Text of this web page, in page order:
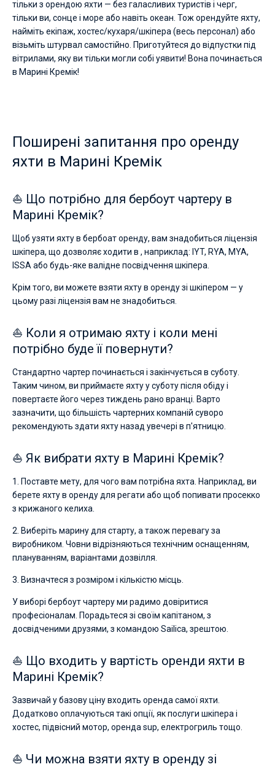
тільки з орендою яхти — без галасливих туристів і черг,
тільки ви, сонце і море або навіть океан. Тож орендуйте яхту,
найміть екіпаж, хостес/кухаря/шкіпера (весь персонал) або
візьміть штурвал самостійно. Приготуйтеся до відпустки під
вітрилами, яку ви тільки могли собі уявити! Вона починається
в Марині Кремік!
Поширені запитання про оренду
яхти в Марині Кремік
⛵ Що потрібно для бербоут чартеру в
Марині Кремік?
Щоб узяти яхту в бербоат оренду, вам знадобиться ліцензія
шкіпера, що дозволяє ходити в , наприклад: IYT, RYA, MYA,
ISSA або будь-яке валідне посвідчення шкіпера.
Крім того, ви можете взяти яхту в оренду зі шкіпером — у
цьому разі ліцензія вам не знадобиться.
⛵ Коли я отримаю яхту і коли мені
потрібно буде її повернути?
Стандартно чартер починається і закінчується в суботу.
Таким чином, ви приймаєте яхту у суботу після обіду і
повертаєте його через тиждень рано вранці. Варто
зазначити, що більшість чартерних компаній суворо
рекомендують здати яхту назад увечері в п'ятницю.
⛵ Як вибрати яхту в Марині Кремік?
1. Поставте мету, для чого вам потрібна яхта. Наприклад, ви
берете яхту в оренду для регати або щоб попивати просекко
з крижаного келиха.
2. Виберіть марину для старту, а також перевагу за
виробником. Човни відрізняються технічним оснащенням,
плануванням, варіантами дозвілля.
3. Визначтеся з розміром і кількістю місць.
У виборі бербоут чартеру ми радимо довіритися
професіоналам. Порадьтеся зі своїм капітаном, з
досвідченими друзями, з командою Sailica, зрештою.
⛵ Що входить у вартість оренди яхти в
Марині Кремік?
Зазвичай у базову ціну входить оренда самої яхти.
Додатково оплачуються такі опції, як послуги шкіпера і
хостес, підвісний мотор, оренда sup, електрогриль тощо.
⛵ Чи можна взяти яхту в оренду зі